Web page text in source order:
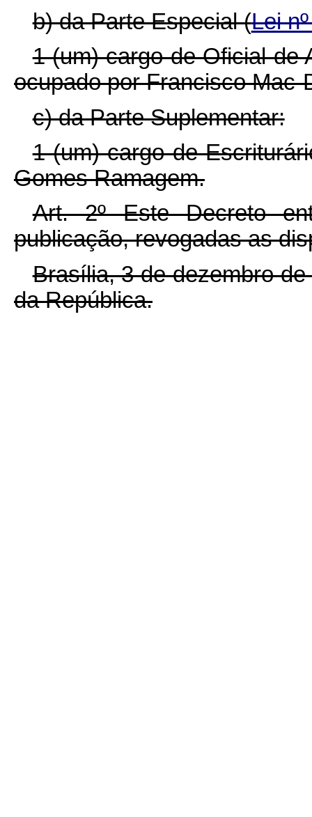
b) da Parte Especial (Lei
1 (um) cargo de Oficial de
ocupado por Francisco
c) da Parte Suplementar:
1 (um) cargo de
Gomes Ramagem.
Art. 2º Este Decreto
publicação, revogadas as
Brasília, 3 de dezembro de
da República.